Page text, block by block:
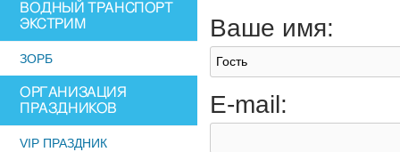
ВОДНЫЙ ТРАНСПОРТ
ЭКСТРИМ
ЗОРБ
ОРГАНИЗАЦИЯ
ПРАЗДНИКОВ
VIP ПРАЗДНИК
Ваше имя:
E-mail: